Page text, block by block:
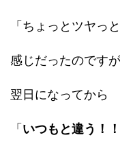
「ちょっとツヤっ
感じだったのですが
翌日になってから
「 いつもと違う！！